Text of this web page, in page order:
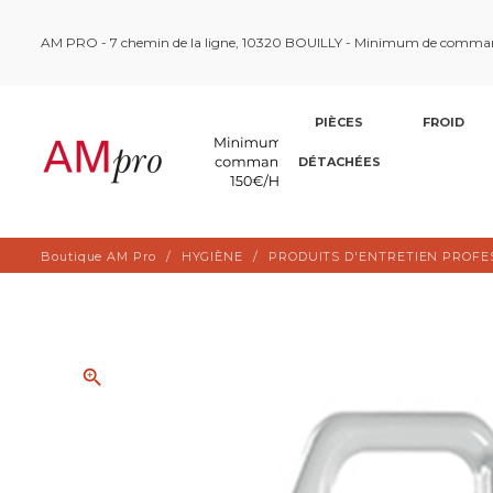
AM PRO - 7 chemin de la ligne, 10320 BOUILLY - Minimum de
PIÈCES
DÉTACHÉES
FROID
Boutique AM Pro HYGIÈNE PRODUITS D'ENTRETIEN
zoom_in